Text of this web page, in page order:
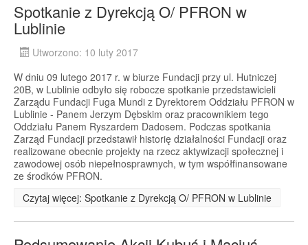
Spotkanie z Dyrekcją O/ PFRON w
Lublinie
Utworzono: 10 luty 2017
W dniu 09 lutego 2017 r. w biurze Fundacji przy ul. Hutniczej
20B, w Lublinie odbyło się robocze spotkanie przedstawicieli
Zarządu Fundacji Fuga Mundi z Dyrektorem Oddziału PFRON w
Lublinie - Panem Jerzym Dębskim oraz pracownikiem tego
Oddziału Panem Ryszardem Dadosem. Podczas spotkania
Zarząd Fundacji przedstawił historię działalności Fundacji oraz
realizowane obecnie projekty na rzecz aktywizacji społecznej i
zawodowej osób niepełnosprawnych, w tym współfinansowane
ze środków PFRON.
Czytaj więcej: Spotkanie z Dyrekcją O/ PFRON w Lublinie